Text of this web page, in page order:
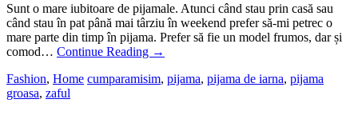
Sunt o mare iubitoare de pijamale. Atunci când stau prin casă sau
când stau în pat până mai târziu în weekend prefer să-mi petrec o
mare parte din timp în pijama. Prefer să fie un model frumos, dar și
comod… Continue Reading →
Fashion, Home cumparamisim, pijama, pijama de iarna, pijama
groasa, zaful